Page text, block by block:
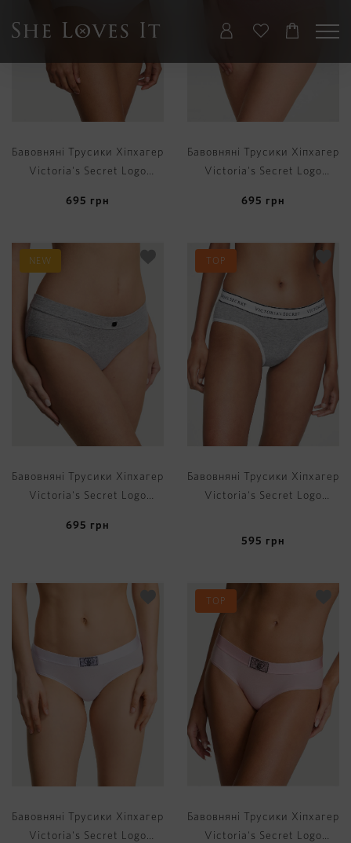
Бавовняні Трусики Хіпхагер
Victoria's Secret Logo
695 грн
Бавовняні Трусики Хіпхагер
Victoria's Secret Logo
695 грн
NEW
Бавовняні Трусики Хіпхагер
Victoria's Secret Logo
695 грн
TOP
Бавовняні Трусики Хіпхагер
Victoria's Secret Logo
595 грн
Бавовняні Трусики Хіпхагер
Victoria's Secret Logo
TOP
Бавовняні Трусики Хіпхагер
Victoria's Secret Logo